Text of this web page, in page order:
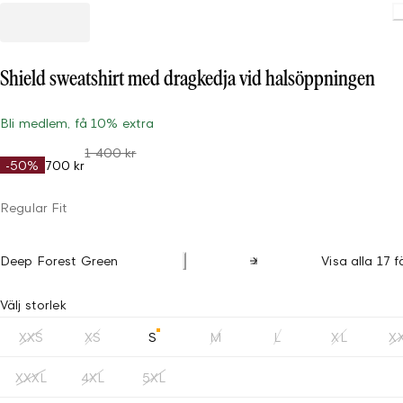
Shield sweatshirt med dragkedja vid halsöppningen
Bli medlem, få 10% extra
-50% 700 kr
1 400 kr
Regular Fit
Deep Forest Green Visa alla 17
Välj storlek
XXS XS S M L XL
XXXL 4XL 5XL